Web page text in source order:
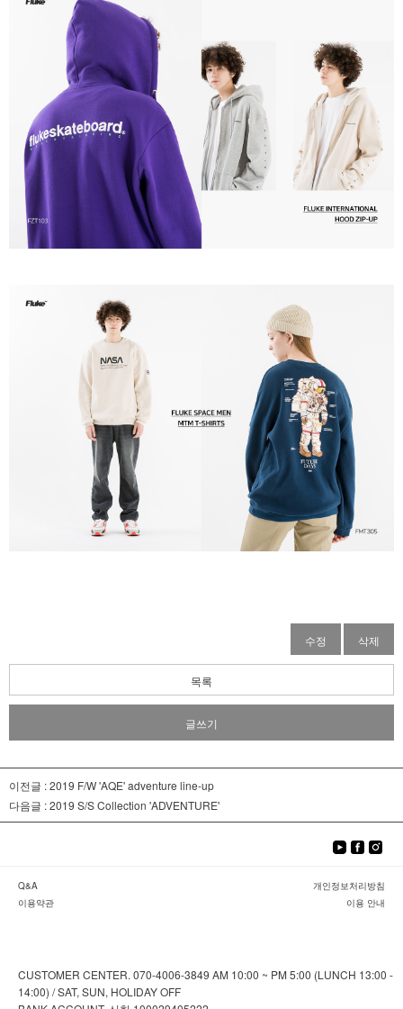
수정 삭제
목록
글쓰기
이전글 :2019 F/W 'AQE' adventure line-up
다음글 :2019 S/S Collection 'ADVENTURE'
Q&A
이용약관
개인정보처리방침
이용 안내
CUSTOMER CENTER. 070-4006-3849 AM 10:00 ~ PM 5:00 (LUNCH 13:00 -
14:00) / SAT, SUN, HOLIDAY OFF